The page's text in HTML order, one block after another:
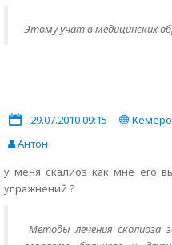
Этому учат в медицинских
29.07.2010 09:15
Антон
у меня скалиоз как мне его
упражнений ?
Методы лечения сколиоза